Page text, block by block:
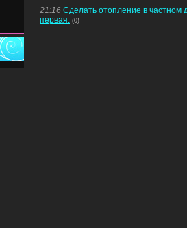
21:16 Сделать отопление в частном
первая. (0)